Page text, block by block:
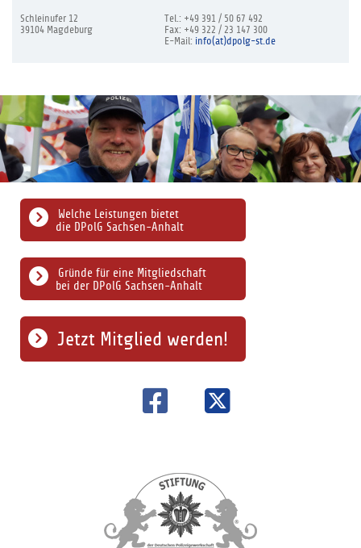
Schleinufer 12
39104 Magdeburg
Tel.: +49 391 / 50 67 492
Fax: +49 322 / 23 147 300
E-Mail: info(at)dpolg-st.de
Gründe für eine Mitgliedschaft
bei der DPolG Sachsen-Anhalt
Welche Leistungen bietet
die DPolG Sachsen-Anhalt
Jetzt Mitglied werden!